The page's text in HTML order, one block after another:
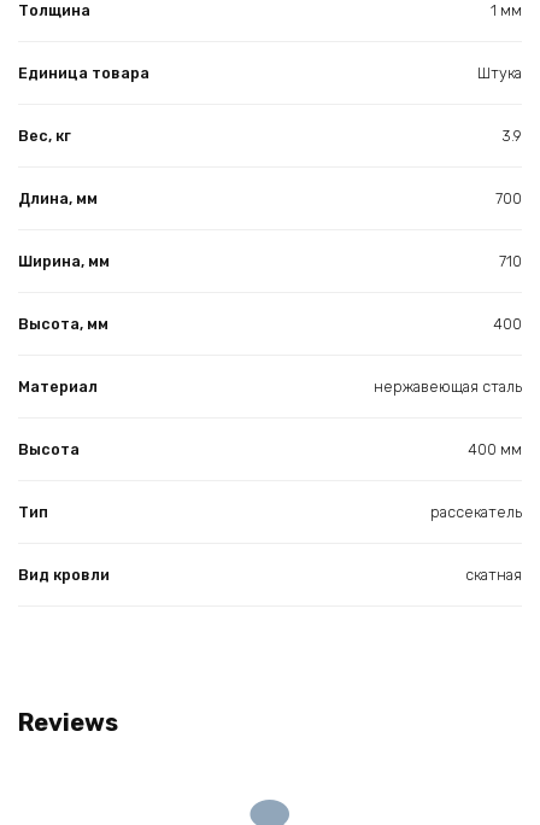
Толщина 1 мм
Единица товара Штука
Вес, кг 3.9
Длина, мм 700
Ширина, мм 710
Высота, мм 400
Материал нержавеющая сталь
Высота 400 мм
Тип рассекатель
Вид кровли скатная
Reviews